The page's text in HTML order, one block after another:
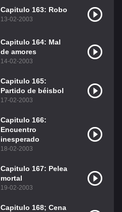
Capitulo 163: Robo
13-02-2003
Capitulo 164: Mal
de amores
14-02-2003
Capitulo 165:
Partido de béisbol
17-02-2003
Capitulo 166:
Encuentro
inesperado
18-02-2003
Capitulo 167: Pelea
mortal
19-02-2003
Capitulo 168; Cena